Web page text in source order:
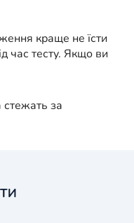
краще не їсти
час тесту. Якщо ви
стежать за